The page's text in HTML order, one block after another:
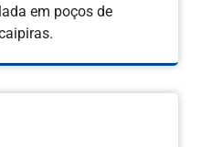
em poços de